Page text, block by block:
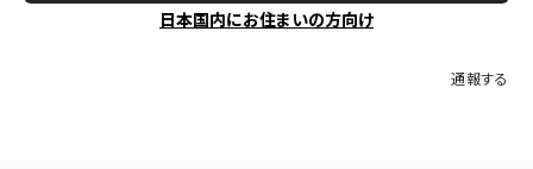
日本国内にお住まいの方向け
通報する